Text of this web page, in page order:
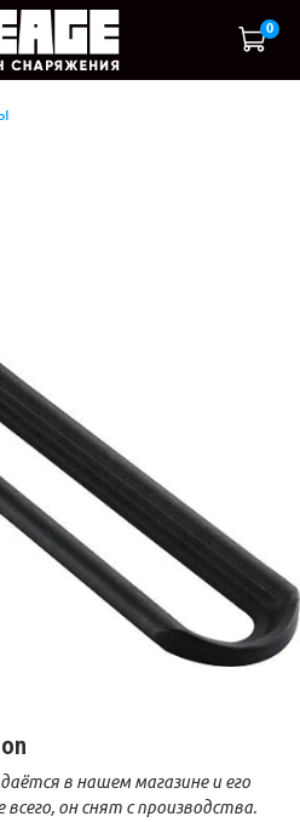
0
в нашем магазине и его
он снят с производства.